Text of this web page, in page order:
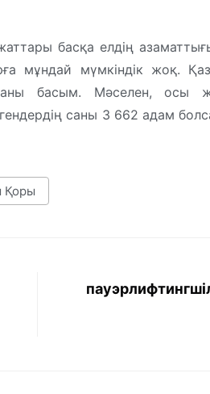
басқа елдің
мұндай мүмкіндік жоқ.
басым. Мәселен, осы
саны 3 662 адам
Қоры